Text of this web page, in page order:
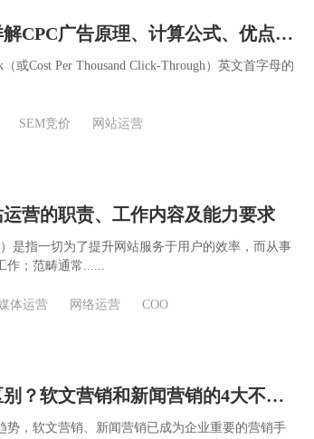
CPC广告是什么意思？详解CPC广告原理、计算公式、优点及缺点
或Cost Per Thousand Click-Through）英文首字母的
SEM竞价 网站运营
营的职责、工作内容及能力要求
）是指一切为了提升网站服务于用户的效率，而从事
作；范畴通常......
体运营 网络运营 COO
软文营销和新闻营销的区别？软文营销和新闻营销的4大不同点
势，软文营销、新闻营销已成为企业重要的营销手